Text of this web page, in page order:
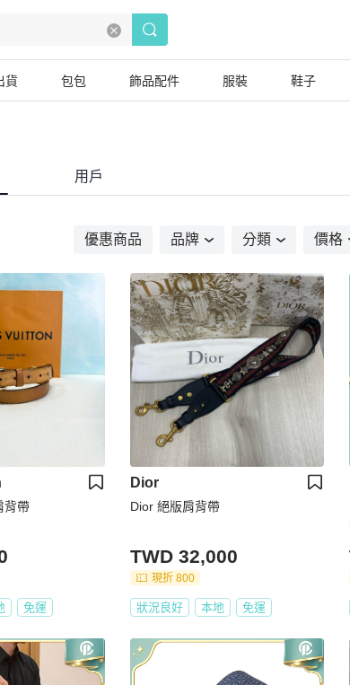
貨 包包 飾品配件 服裝 鞋子
用戶
優惠商品 品牌 分類 價格
背帶
免運
Dior
Dior 絕版肩背帶
TWD 32,000
現折 800
狀況良好 本地 免運